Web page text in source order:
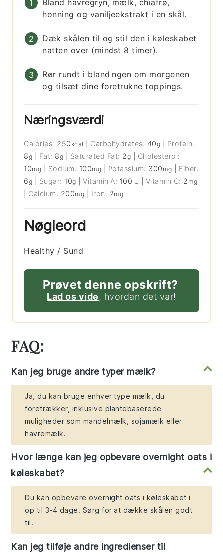
Bland havregryn, mælk, chiafrø,
honning og vaniljeekstrakt i en skål.
Dæk skålen til og stil den i køleskabet
natten over (mindst 8 timer).
Rør rundt i blandingen om morgenen
og tilsæt dine foretrukne toppings.
Næringsværdi
Calories: 250 kcal Carbohydrates: 40g
Protein:
8g Fat: 8g Saturated Fat: 2g
Cholesterol:
10mg Sodium: 100mg Potassium: 300 mg
Fiber:
6g Sugar: 10g |Vitamin A: 100IU Vitamin C: 2 mg
Calcium: 200mg Iron: 2mg
Nøgleord
Healthy / Sund
Prøvet denne opskrift?
Lad os vide, hvordan det var!
FAQ:
Kan jeg bruge andre typer mælk?
Ja, du kan bruge enhver type mælk, du
foretrækker, inklusive plantebaserede
muligheder som mandelmælk, sojamælk eller
havremælk.
Hvor længe kan jeg opbevare overnight oats i
køleskabet?
Du kan opbevare overnight oats i køleskabet i
op til 3-4 dage. Sørg for at dække skålen godt
til.
Kan jeg tilføje andre ingredienser til